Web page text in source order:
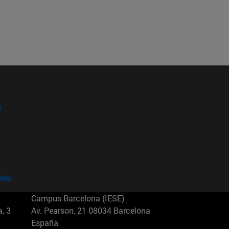
3
Campus Barcelona (IESE)
Av. Pearson, 21 08034 Barcelona
España